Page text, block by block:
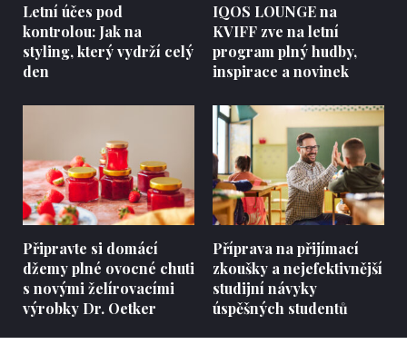
Letní účes pod
kontrolou: Jak na
styling, který vydrží celý
den
IQOS LOUNGE na
KVIFF zve na letní
program plný hudby,
inspirace a novinek
Připravte si domácí
džemy plné ovocné chuti
s novými želírovacími
výrobky Dr. Oetker
Příprava na přijímací
zkoušky a nejefektivnější
studijní návyky
úspěšných studentů